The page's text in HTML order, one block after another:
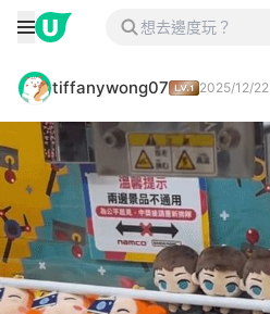
tiffanywong07 2025/12/22